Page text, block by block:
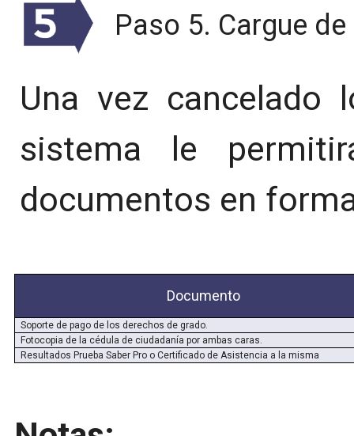
Paso 5. Cargue
Una vez cancelado
sistema le
documentos en
Documento
Soporte de pago de los derechos de grado.
Fotocopia de la cédula de ciudadanía por ambas caras.
Resultados Prueba Saber Pro o Certificado de Asistencia a la misma